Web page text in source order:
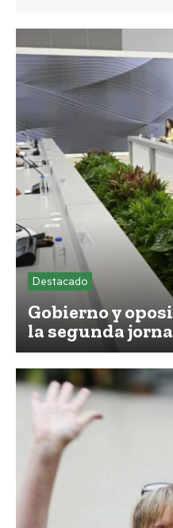
Destacado
Gobierno y
la segunda